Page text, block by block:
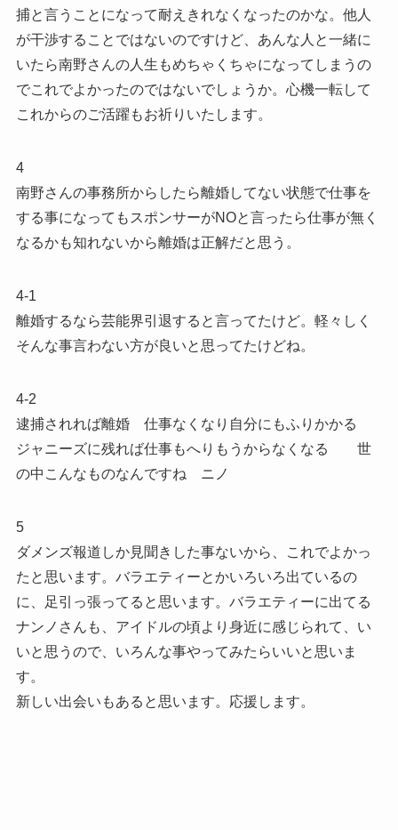
捕と言うことになって耐えきれなくなったのかな。他人
が干渉することではないのですけど、あんな人と一緒に
いたら南野さんの人生もめちゃくちゃになってしまうの
でこれでよかったのではないでしょうか。心機一転して
これからのご活躍もお祈りいたします。
4
南野さんの事務所からしたら離婚してない状態で仕事を
する事になってもスポンサーがNOと言ったら仕事が無く
なるかも知れないから離婚は正解だと思う。
4-1
離婚するなら芸能界引退すると言ってたけど。軽々しく
そんな事言わない方が良いと思ってたけどね。
4-2
逮捕されれば離婚 仕事なくなり自分にもふりかかる
ジャニーズに残れば仕事もへりもうからなくなる 世
の中こんなものなんですね ニノ
5
ダメンズ報道しか見聞きした事ないから、これでよかっ
たと思います。バラエティーとかいろいろ出ているの
に、足引っ張ってると思います。バラエティーに出てる
ナンノさんも、アイドルの頃より身近に感じられて、い
いと思うので、いろんな事やってみたらいいと思いま
す。
新しい出会いもあると思います。応援します。